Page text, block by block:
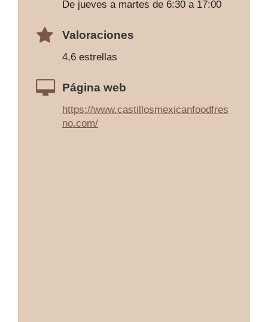
De jueves a martes de 6:30 a 17:00
Valoraciones
4,6 estrellas
Página web
https://www.castillosmexicanfoodfres
no.com/